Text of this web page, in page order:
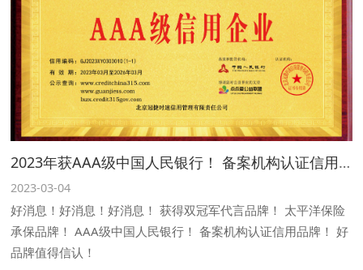
2023年获AAA级中国人民银行！ 备案机构认证信用品牌
2023-03-04
好消息！好消息！好消息！ 获得双冠军代言品牌！ 太平洋保险
承保品牌！ AAA级中国人民银行！ 备案机构认证信用品牌！ 好
品牌值得信认！